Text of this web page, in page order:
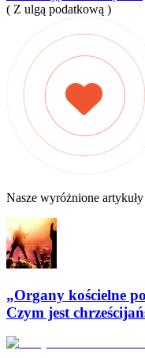
( Z ulgą podatkową )
Nasze wyróżnione artykuły
„Organy kościelne
Czym jest